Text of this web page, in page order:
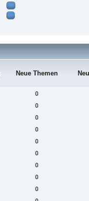
Neue Themen
0
0
0
0
0
0
0
0
0